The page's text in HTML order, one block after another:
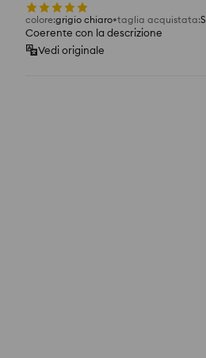
colore:grigio chiaro taglia acquistata:S
Coerente con la descrizione
Vedi originale